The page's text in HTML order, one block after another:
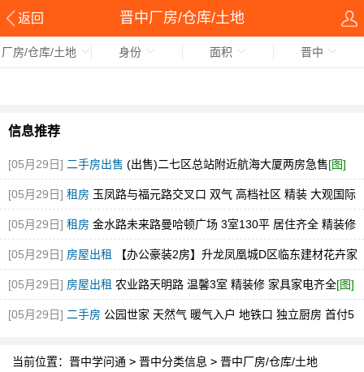
返回 晋中厂房/仓库/土地
厂房/仓库/土地 身份 面积 晋中
信息推荐
[05月29日] 二手房出售 (出售)二七区总站附近航海大厦两房急售[图]
[05月29日] 租房 玉凤路与福元路交叉口 双气 高档社区 精装 大观国际
[图]
[05月29日] 租房 金水路未来路曼哈顿广场 3室130平 居住齐全 精装修
随时看[图]
[05月29日] 房屋出租 【办公豪装2房】升龙凤凰城D区临东建材花卉家
电市场中博旁急租[图]
[05月29日] 房屋出租 农业路天明路 温馨3室 精装修 家具家电齐全[图]
[05月29日] 二手房 公园世家 天然气 暖气入户 地铁口 独立厨房 首付5
当前位置： 晋中学问通 > 晋中分类信息 > 晋中厂房/仓库/土地